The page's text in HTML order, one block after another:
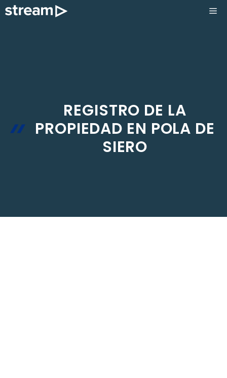
Saltar
REGISTRO DE LA
PROPIEDAD EN POLA DE
SIERO